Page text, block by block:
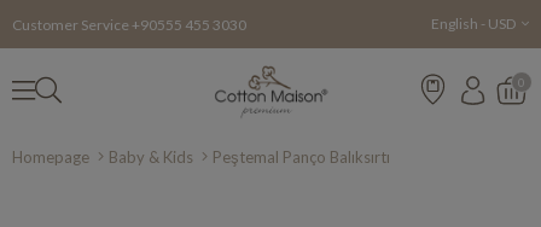
Customer Service +90555 455 3030 English - USD
0
Homepage Baby & Kids Peştemal Panço Balıksırtı